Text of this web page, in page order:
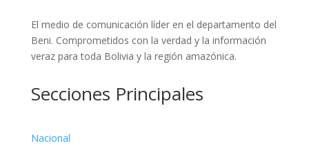
El medio de comunicación líder en el departamento del
Beni. Comprometidos con la verdad y la información
veraz para toda Bolivia y la región amazónica.
Secciones Principales
Nacional